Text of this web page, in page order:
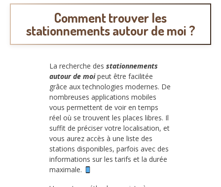
Comment trouver les
stationnements autour de moi ?
La recherche des stationnements
autour de moipeut être facilitée
grâce aux technologies modernes. De
nombreuses applications mobiles
vous permettent de voir en temps
réel où se trouvent les places libres. Il
suffit de préciser votre localisation, et
vous aurez accès à une liste des
stations disponibles, parfois avec des
informations sur les tarifs et la durée
maximale.